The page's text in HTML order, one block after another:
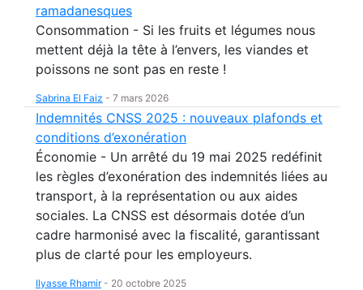
ramadanesques
Consommation - Si les fruits et légumes nous
mettent déjà la tête à l’envers, les viandes et
poissons ne sont pas en reste !
Sabrina El Faiz - 7 mars 2026
Indemnités CNSS 2025 : nouveaux plafonds et
conditions d’exonération
Économie - Un arrêté du 19 mai 2025 redéfinit
les règles d’exonération des indemnités liées au
transport, à la représentation ou aux aides
sociales. La CNSS est désormais dotée d’un
cadre harmonisé avec la fiscalité, garantissant
plus de clarté pour les employeurs.
Ilyasse Rhamir- 20 octobre 2025